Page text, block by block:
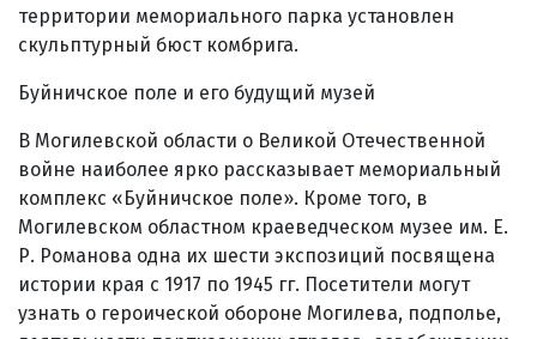
территории мемориального парка установлен
скульптурный бюст комбрига.
Буйничское поле и его будущий музей
В Могилевской области о Великой Отечественной
войне наиболее ярко рассказывает мемориальный
комплекс «Буйничское поле». Кроме того, в
Могилевском областном краеведческом музее им. Е.
Р. Романова одна их шести экспозиций посвящена
истории края с 1917 по 1945 гг. Посетители могут
узнать о героической обороне Могилева, подполье,